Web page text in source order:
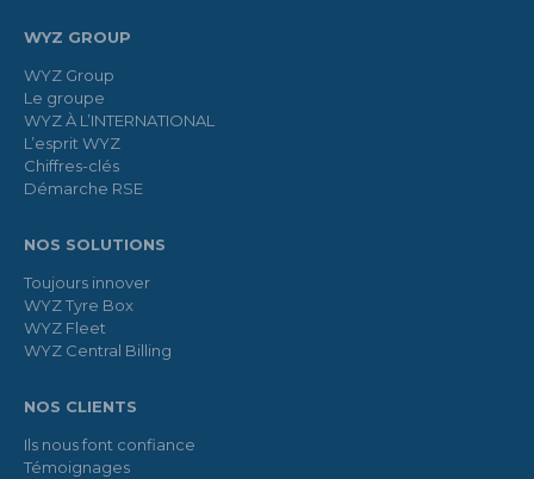
WYZ GROUP
WYZ Group
Le groupe
WYZ À L’INTERNATIONAL
L’esprit WYZ
Chiffres-clés
Démarche RSE
NOS SOLUTIONS
Toujours innover
WYZ Tyre Box
WYZ Fleet
WYZ Central Billing
NOS CLIENTS
Ils nous font confiance
Témoignages